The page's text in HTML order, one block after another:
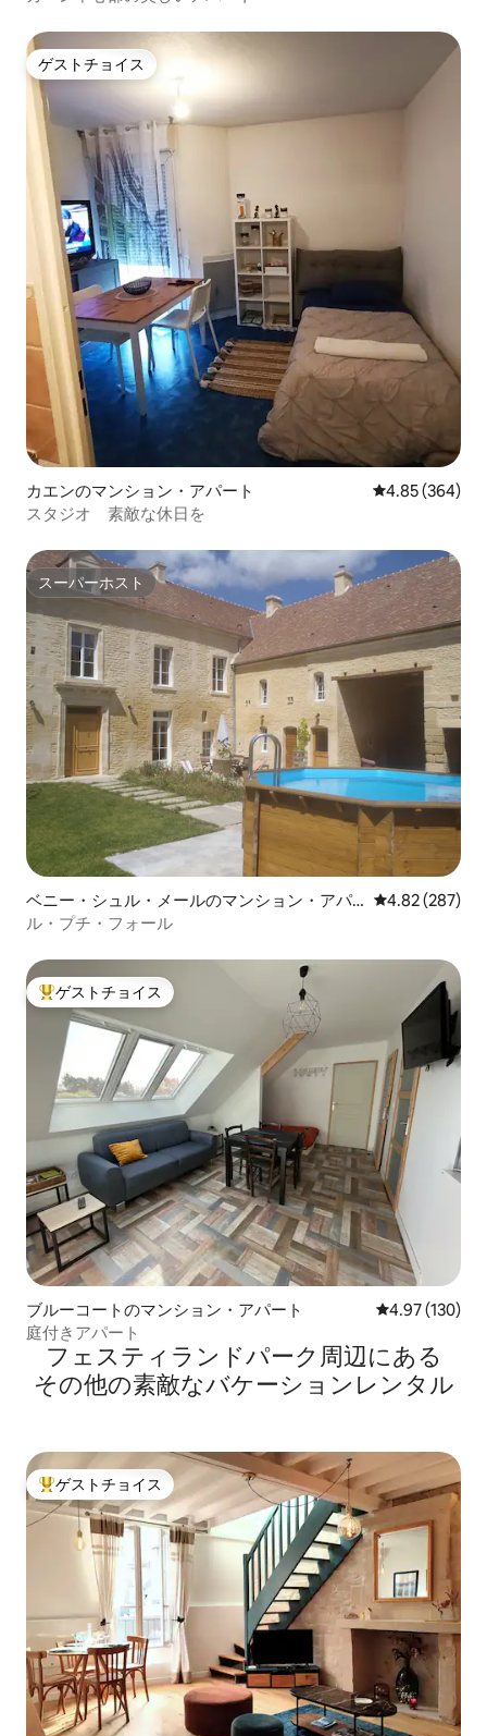
ゲストチョイス
ゲストチョイス
カエンのマンション・アパート レビュー364
4.85 (364)
スタジオ 素敵な休日を
スーパーホスト
スーパーホスト
ベニー・シュル・メールのマンション・アパ
ート
レビュー287
4.82 (287)
ル・プチ・フォール
大好評のゲストチョイスです。
ゲストチョイス
ブルーコートのマンション・アパート レビュー130
4.97 (130)
庭付きアパート
フェスティランドパーク⁠周⁠辺⁠に⁠あ⁠る
そ⁠の⁠他⁠の素⁠敵⁠なバ⁠ケ⁠ー⁠シ⁠ョ⁠ン⁠レ⁠ン⁠タ⁠ル
大好評のゲストチョイスです。
ゲストチョイス